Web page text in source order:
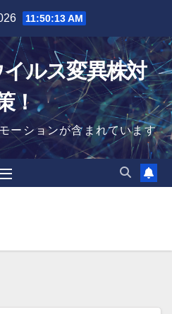
11:50:14 AM
ルス変異株対
！
ーションが含まれています